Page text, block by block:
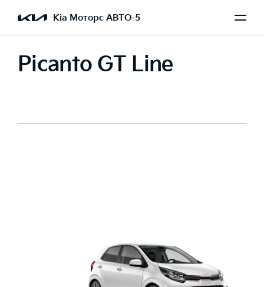
Kia Моторс АВТО-5
Picanto GT Line